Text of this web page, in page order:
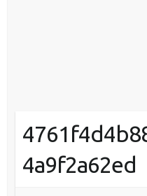
4a9f2a62ed